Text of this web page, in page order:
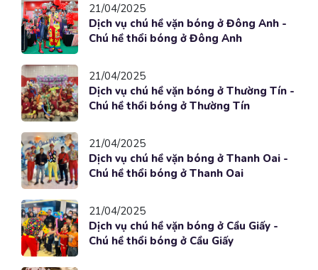
21/04/2025
Dịch vụ chú hề vặn bóng ở Đông Anh -
Chú hề thổi bóng ở Đông Anh
21/04/2025
Dịch vụ chú hề vặn bóng ở Thường Tín -
Chú hề thổi bóng ở Thường Tín
21/04/2025
Dịch vụ chú hề vặn bóng ở Thanh Oai -
Chú hề thổi bóng ở Thanh Oai
21/04/2025
Dịch vụ chú hề vặn bóng ở Cầu Giấy -
Chú hề thổi bóng ở Cầu Giấy